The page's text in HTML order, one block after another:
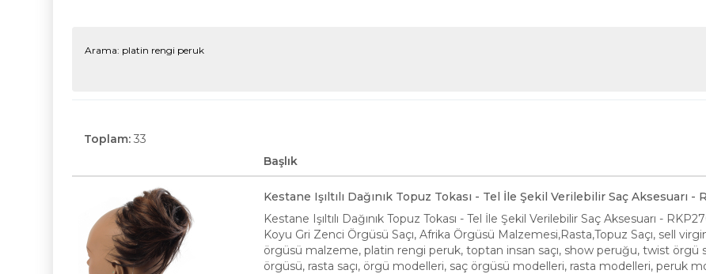
Arama: platin rengi peruk
Toplam: 33
Başlık
Kestane Işıltılı Dağınık Topuz Tokası - Tel İle Şekil Verilebilir Saç Aksesuarı -
Kestane Işıltılı Dağınık Topuz Tokası - Tel İle Şekil Verilebilir Saç Aksesuarı -
Koyu Gri Zenci Örgüsü Saçı, Afrika Örgüsü Malzemesi,Rasta,Topuz Saçı, sell
örgüsü malzeme, platin rengi peruk, toptan insan saçı, show peruğu, twist örgü
örgüsü, rasta saçı, örgü modelleri, saç örgüsü modelleri, rasta modelleri, peruk